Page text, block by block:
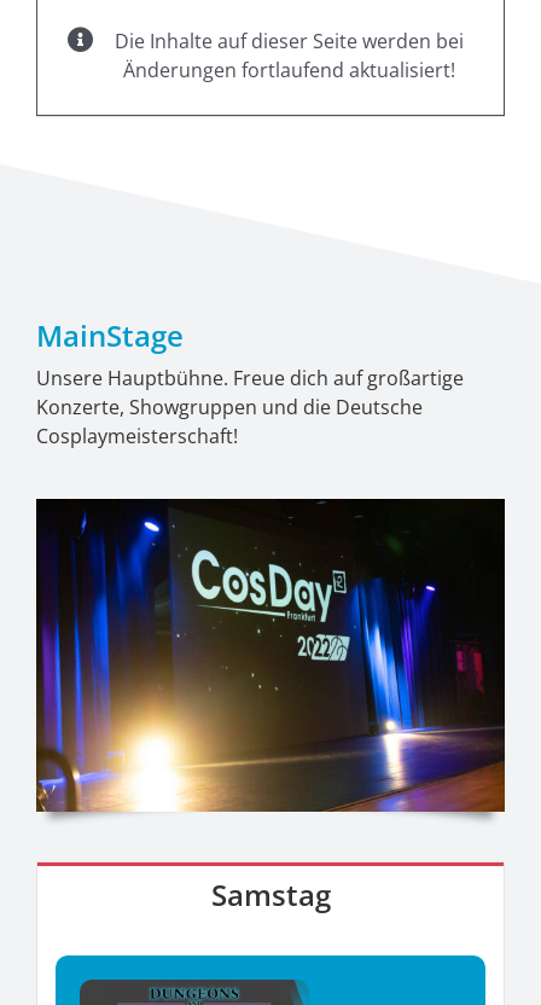
Die Inhalte auf dieser Seite werden bei
Änderungen fortlaufend aktualisiert!
MainStage
Unsere Hauptbühne. Freue dich auf großartige
Konzerte, Showgruppen und die Deutsche
Cosplaymeisterschaft!
Samstag